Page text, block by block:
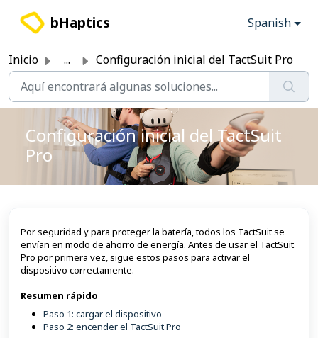
bHaptics Spanish
Inicio ... Configuración inicial del TactSuit Pro
Configuración inicial del TactSuit
Pro
Por seguridad y para proteger la batería, todos los TactSuit se
envían en modo de ahorro de energía. Antes de usar el TactSuit
Pro por primera vez, sigue estos pasos para activar el
dispositivo correctamente.
Resumen rápido
Paso 1: cargar el dispositivo
Paso 2: encender el TactSuit Pro